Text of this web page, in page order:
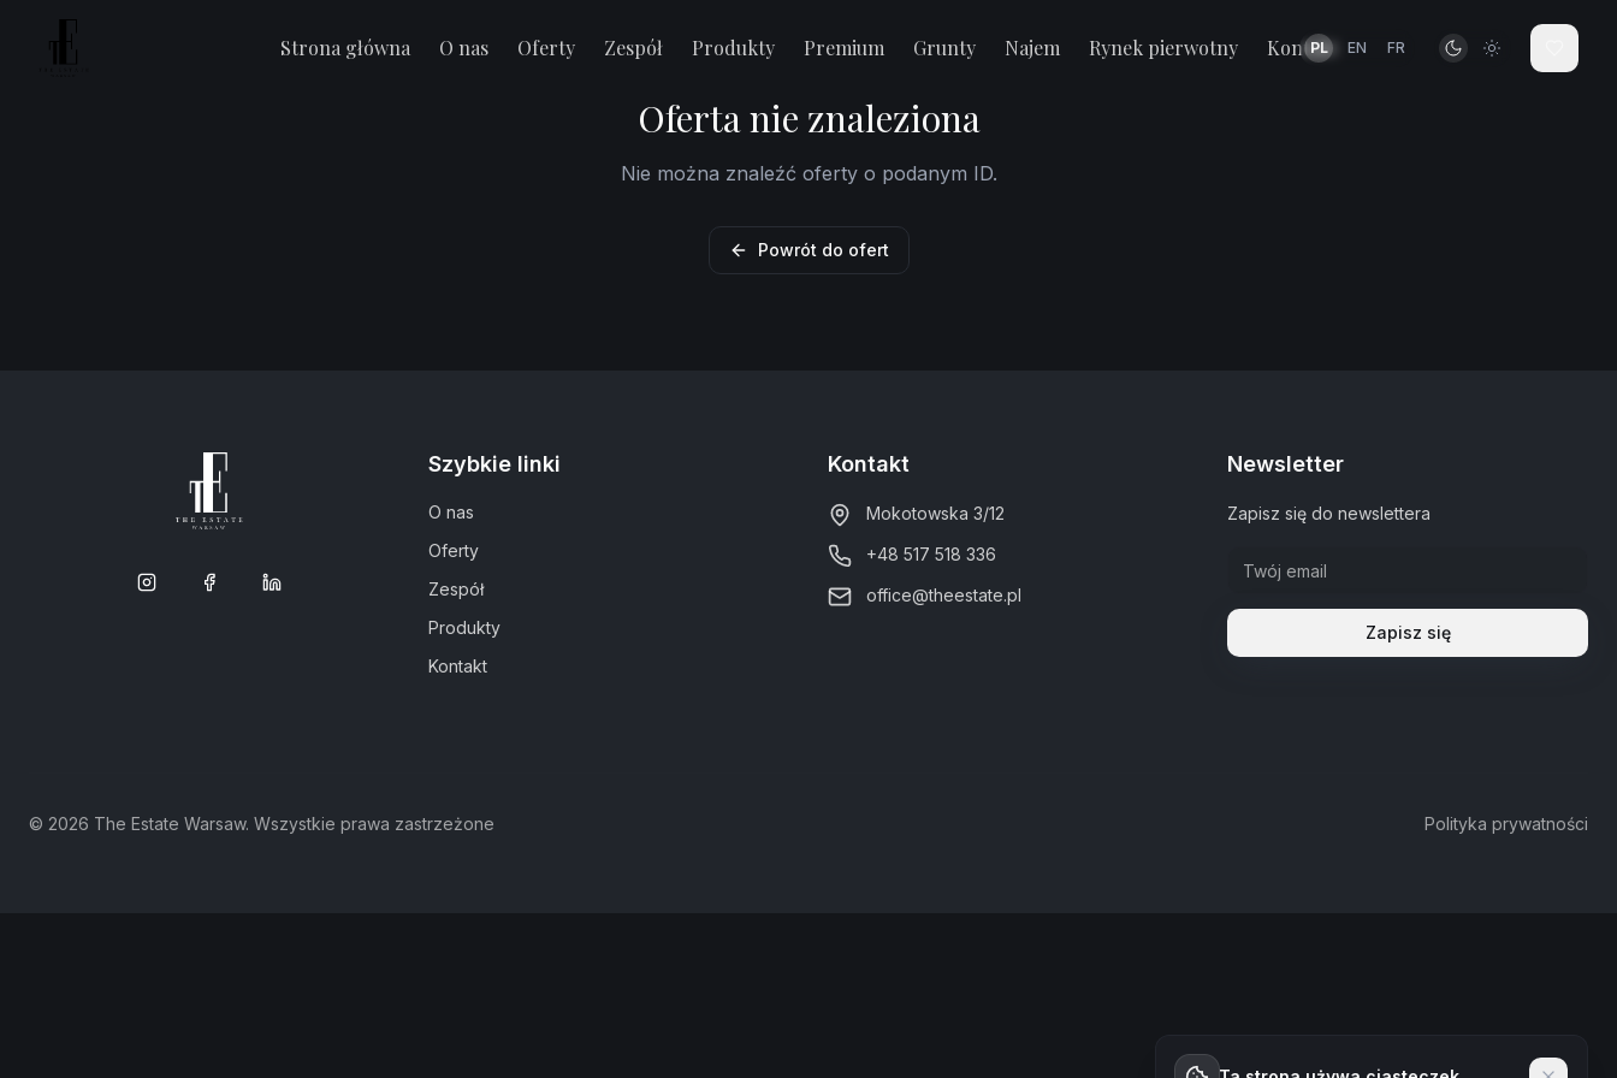
Strona główna O nas Oferty Zespół Produkty Premium Grunty Najem Rynek pierwotny Kontakt
PL EN FR
Oferta nie znaleziona
Nie można znaleźć oferty o podanym ID.
Powrót do ofert
Szybkie linki
O nas
Oferty
Zespół
Produkty
Kontakt
Kontakt
Mokotowska 3/12
+48 517 518 336
office@theestate.pl
Newsletter
Zapisz się do newslettera
Zapisz się
© 2026 The Estate Warsaw. Wszystkie prawa zastrzeżone Polityka prywatności